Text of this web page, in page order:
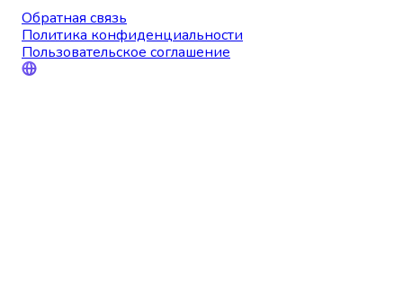
Обратная связь
Политика конфиденциальности
Пользовательское соглашение